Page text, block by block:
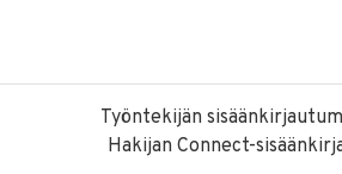
Työntekijän
Hakijan Connect-